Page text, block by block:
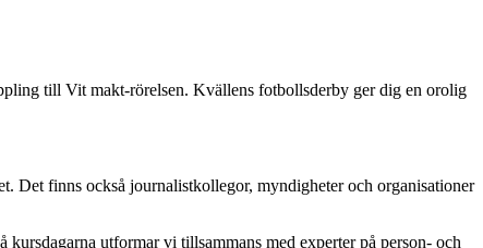
till Vit makt-rörelsen. Kvällens fotbollsderby ger dig en orolig
Det finns också journalistkollegor, myndigheter och organisationer
utformar vi tillsammans med experter på person- och